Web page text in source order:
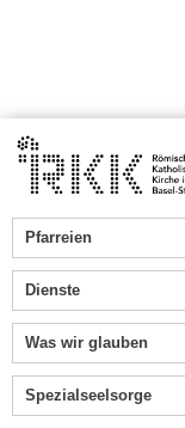
Pfarreien
Dienste
Was wir glauben
Spezialseelsorge